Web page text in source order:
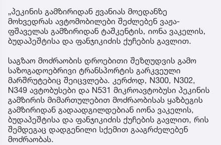
„პეკინის გამზირიდან ჟვანიას მოედანზე
მოხვედრას ავტომობილები შეძლებენ ვაჟა-
ფშაველას გამზირიდან ტაშკენტის, იონა ვაკელის,
ბუდაპეშტისა და ფანჯიკიძის ქუჩების გავლით.
საგზაო მოძრაობის დროებითი შეზღუდვის გამო
საზოგადოებრივი ტრანსპორტის გარკვეული
მარშრუტებიც შეიცვლება. კერძოდ, N300, N302,
N349 ავტობუსები და N531 მიკროავტობუსი პეკინის
გამზირის მიმართულებით მოძრაობისას ყაზბეგის
გამზირიდან გადაადგილდებიან იონა ვაკელის,
ბუდაპეშტისა და ფანჯიკიძის ქუჩების გავლით, რის
შემდეგაც დადგენილი სქემით გააგრძელებენ
მოძრაობას.